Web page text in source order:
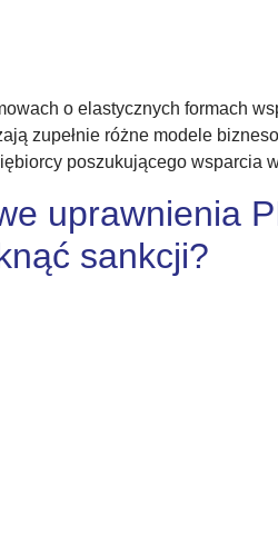
o elastycznych formach
zupełnie różne modele
poszukującego wsparcia
uprawnienia
sankcji?